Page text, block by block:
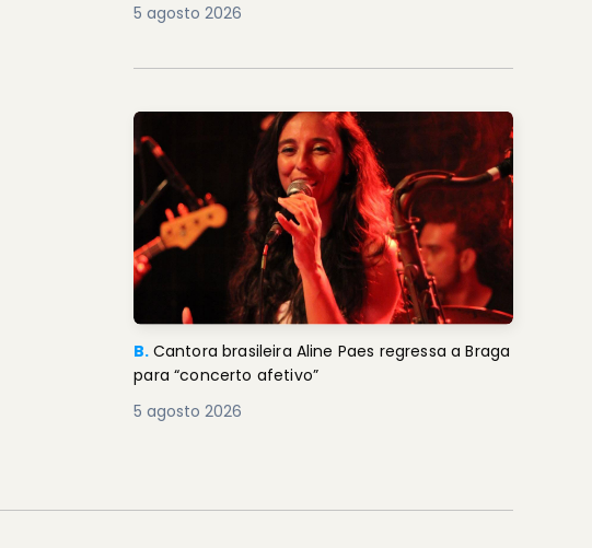
5 agosto 2026
B. Cantora brasileira Aline Paes regressa a Braga
para “concerto afetivo”
5 agosto 2026